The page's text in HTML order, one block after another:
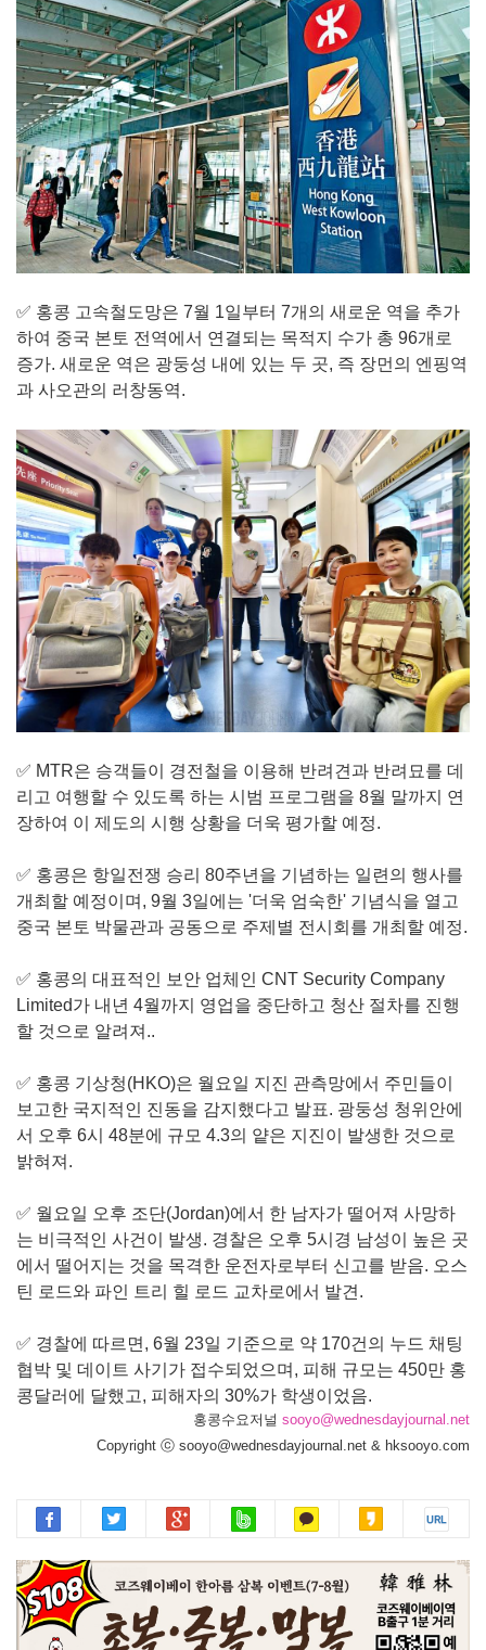
✅ 홍콩 고속철도망은 7월 1일부터 7개의 새로운 역을 추가
하여 중국 본토 전역에서 연결되는 목적지 수가 총 96개로
증가. 새로운 역은 광둥성 내에 있는 두 곳, 즉 장먼의 엔핑역
과 사오관의 러창동역.
✅ MTR은 승객들이 경전철을 이용해 반려견과 반려묘를 데
리고 여행할 수 있도록 하는 시범 프로그램을 8월 말까지 연
장하여 이 제도의 시행 상황을 더욱 평가할 예정.
✅ 홍콩은 항일전쟁 승리 80주년을 기념하는 일련의 행사를
개최할 예정이며, 9월 3일에는 '더욱 엄숙한' 기념식을 열고
중국 본토 박물관과 공동으로 주제별 전시회를 개최할 예정.
✅ 홍콩의 대표적인 보안 업체인 CNT Security Company
Limited가 내년 4월까지 영업을 중단하고 청산 절차를 진행
할 것으로 알려져..
✅ 홍콩 기상청(HKO)은 월요일 지진 관측망에서 주민들이
보고한 국지적인 진동을 감지했다고 발표. 광둥성 청위안에
서 오후 6시 48분에 규모 4.3의 얕은 지진이 발생한 것으로
밝혀져.
✅ 월요일 오후 조단(Jordan)에서 한 남자가 떨어져 사망하
는 비극적인 사건이 발생. 경찰은 오후 5시경 남성이 높은 곳
에서 떨어지는 것을 목격한 운전자로부터 신고를 받음. 오스
틴 로드와 파인 트리 힐 로드 교차로에서 발견.
✅ 경찰에 따르면, 6월 23일 기준으로 약 170건의 누드 채팅
협박 및 데이트 사기가 접수되었으며, 피해 규모는 450만 홍
콩달러에 달했고, 피해자의 30%가 학생이었음.
홍콩수요저널 sooyo@wednesdayjournal.net
Copyright ⓒ sooyo@wednesdayjournal.net & hksooyo.com